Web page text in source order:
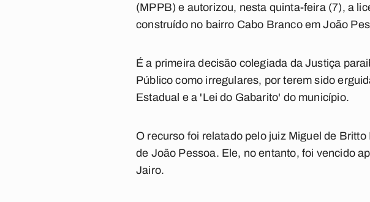
(MPPB) e autorizou, nesta quinta-feira (7), a
construído no bairro Cabo Branco em João
É a primeira decisão colegiada da Justiça
Público como irregulares, por terem sido
Estadual e a 'Lei do Gabarito' do município.
O recurso foi relatado pelo juiz Miguel de
de João Pessoa. Ele, no entanto, foi vencido
Jairo.